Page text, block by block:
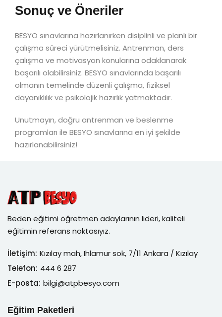
Sonuç ve Öneriler
BESYO sınavlarına hazırlanırken disiplinli ve planlı bir
çalışma süreci yürütmelisiniz. Antrenman, ders
çalışma ve motivasyon konularına odaklanarak
başarılı olabilirsiniz. BESYO sınavlarında başarılı
olmanın temelinde düzenli çalışma, fiziksel
dayanıklılık ve psikolojik hazırlık yatmaktadır.
Unutmayın, doğru antrenman ve beslenme
programları ile BESYO sınavlarına en iyi şekilde
hazırlanabilirsiniz!
Beden eğitimi öğretmen adaylarının lideri, kaliteli
eğitimin referans noktasıyız.
İletişim: Kızılay mah, Ihlamur sok, 7/11 Ankara / Kızılay
Telefon: 444 6 287
E-posta: bilgi@atpbesyo.com
Eğitim Paketleri